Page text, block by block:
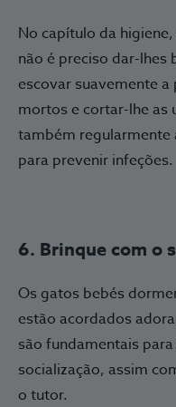
No capítulo da
não é preciso dar-lhes
escovar suavemente
mortos e cortar-lhe as
também regularmente
para prevenir infeções.
6. Brinque com o
Os gatos bebés
estão acordados
são fundamentais
socialização, assim
o tutor.